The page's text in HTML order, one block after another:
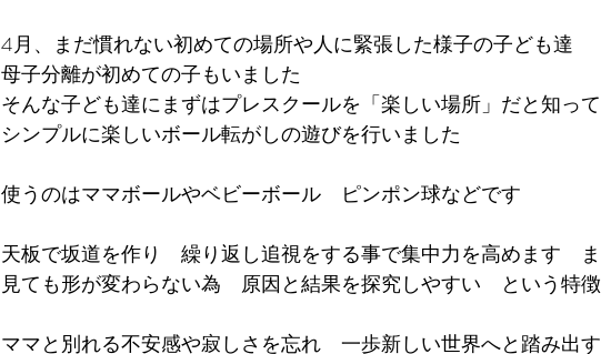
4月、まだ慣れない初めての場所や人に緊張した様子の子ども達
母子分離が初めての子もいました
そんな子ども達にまずはプレスクールを「楽しい場所」だと知っ
シンプルに楽しいボール転がしの遊びを行いました
使うのはママボールやベビーボール　ピンポン球などです
天板で坂道を作り　繰り返し追視をする事で集中力を高めます　
見ても形が変わらない為　原因と結果を探究しやすい　という特
ママと別れる不安感や寂しさを忘れ　一歩新しい世界へと踏み出